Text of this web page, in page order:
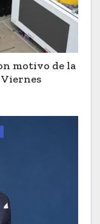
motivo de la